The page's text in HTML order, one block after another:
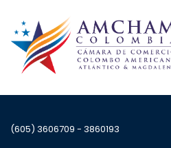
(605) 3606709 - 3860193